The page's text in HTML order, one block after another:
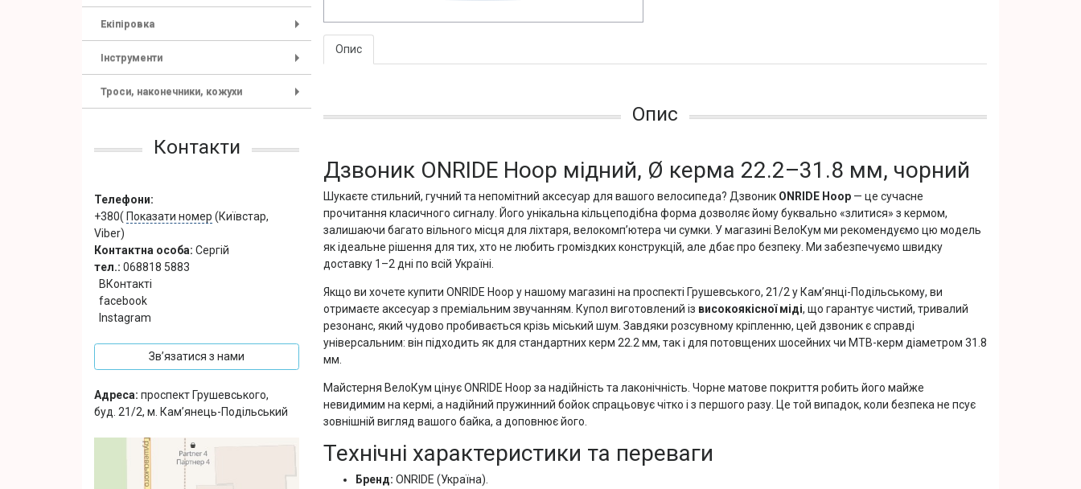
Екіпіровка
Інструменти
Троси, наконечники, кожухи
Контакти
Телефони:
+380( Показати номер (Київстар,
Viber)
Контактна особа: Сергій
тел.: 068818 5883
ВКонтакті
facebook
Instagram
Зв’язатися з нами
Адреса: проспект Грушевського,
буд. 21/2, м. Кам’янець-Подільський
Опис
Опис
Дзвоник ONRIDE Hoop мідний, Ø керма 22.2–31.8 мм, чорний
Шукаєте стильний, гучний та непомітний аксесуар для вашого велосипеда? Дзвоник ONRIDE Hoop — це сучасне
прочитання класичного сигналу. Його унікальна кільцеподібна форма дозволяє йому буквально «злитися» з кермом,
залишаючи багато вільного місця для ліхтаря, велокомп’ютера чи сумки. У магазині ВелоКум ми рекомендуємо цю модель
як ідеальне рішення для тих, хто не любить громіздких конструкцій, але дбає про безпеку. Ми забезпечуємо швидку
доставку 1–2 дні по всій Україні.
Якщо ви хочете купити ONRIDE Hoop у нашому магазині на проспекті Грушевського, 21/2 у Кам’янці-Подільському, ви
отримаєте аксесуар з преміальним звучанням. Купол виготовлений із високоякісної міді, що гарантує чистий, тривалий
резонанс, який чудово пробивається крізь міський шум. Завдяки розсувному кріпленню, цей дзвоник є справді
універсальним: він підходить як для стандартних керм 22.2 мм, так і для потовщених шосейних чи MTB-керм діаметром 31.8
мм.
Майстерня ВелоКум цінує ONRIDE Hoop за надійність та лаконічність. Чорне матове покриття робить його майже
невидимим на кермі, а надійний пружинний бойок спрацьовує чітко і з першого разу. Це той випадок, коли безпека не псує
зовнішній вигляд вашого байка, а доповнює його.
Технічні характеристики та переваги
Бренд: ONRIDE (Україна).